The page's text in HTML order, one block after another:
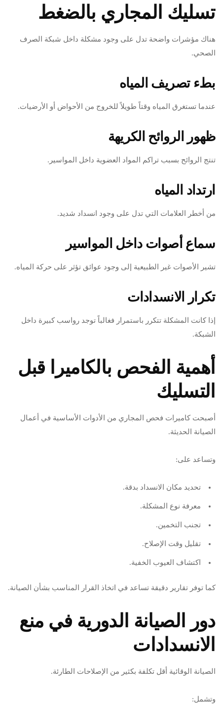
تسليك المجاري بالضغط
هناك مؤشرات واضحة تدل على وجود مشكلة داخل شبكة الصرف
الصحي.
بطء تصريف المياه
عندما تستغرق المياه وقتاً طويلاً للخروج من الأحواض أو الأرضيات.
ظهور الروائح الكريهة
تنتج الروائح بسبب تراكم المواد العضوية داخل المواسير.
ارتداد المياه
من أخطر العلامات التي تدل على وجود انسداد شديد.
سماع أصوات داخل المواسير
تشير الأصوات غير الطبيعية إلى وجود عوائق تؤثر على حركة المياه.
تكرار الانسدادات
إذا كانت المشكلة تتكرر باستمرار فغالباً توجد رواسب كبيرة داخل
الشبكة.
أهمية الفحص بالكاميرا قبل
التسليك
أصبحت كاميرات فحص المجاري من الأدوات الأساسية في أعمال
الصيانة الحديثة.
وتساعد على:
تحديد مكان الانسداد بدقة.
معرفة نوع المشكلة.
تجنب التخمين.
تقليل وقت الإصلاح.
اكتشاف العيوب الخفية.
كما توفر تقارير دقيقة تساعد في اتخاذ القرار المناسب بشأن الصيانة.
دور الصيانة الدورية في منع
الانسدادات
الصيانة الوقائية أقل تكلفة بكثير من الإصلاحات الطارئة.
وتشمل: